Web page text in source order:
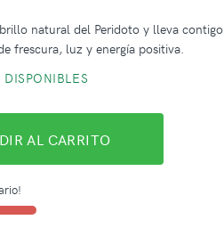
natural del Peridoto y lleva contigo
frescura, luz y energía positiva.
AL CARRITO